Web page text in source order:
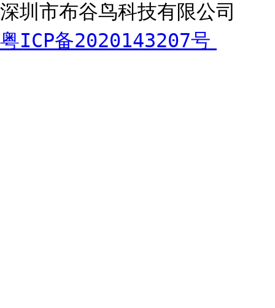
深圳市布谷鸟科技有限公司
粤ICP备2020143207号